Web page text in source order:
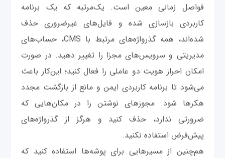
فواصل زمانی معین است. یک‌مرتبه که یک برنامه
کاربردی بازسازی شده و فایل‌های غیرضروری حذف
شده‌اند، همه گذرواژه‌های مرتبط با CMS، حساب‌های
مدیریتی و سرویس‌های مجزا را تغییر دهید. در صورت
امکان احراز هویت دو عاملی را فعال کنید؛ این‌کار باعث
می‌شود تا برنامه کاربردی ایمن و مانع از بازگشت مجدد
هکرها ‌شود. مجوزهای نوشتن را در مکان‌هایی که
ضرورتی ندارد، حذف کنید و هرگز از گذرواژه‌های
پیش‌فرض استفاده نکنید.
هم‌چنین از مسیرهایی برای پوشه‌ها استفاده کنید که